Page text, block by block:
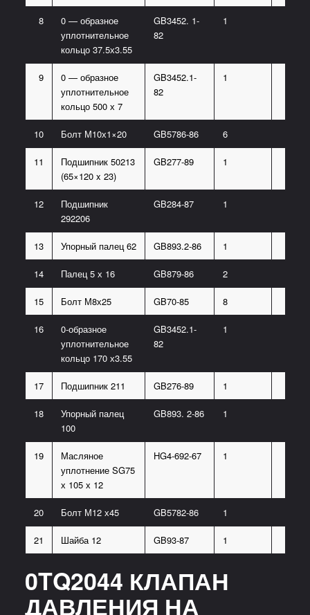
8
0 — образное
уплотнительное
кольцо 37.5х3.55
GB3452. 1-
82
1
9
0 — образное
уплотнительное
кольцо 500 х 7
GB3452.1-
82
1
10 Болт М10х1×20 GB5786-86 6
11
Подшипник 50213
(65×120 x 23)
GB277-89 1
12
Подшипник
292206
GB284-87 1
13 Упорный палец 62 GB893.2-86 1
14 Палец 5 х 16 GB879-86 2
15 Болт М8х25 GB70-85 8
16
0-образное
уплотнительное
кольцо 170 х3.55
GB3452.1-
82
1
17 Подшипник 211 GB276-89 1
18
Упорный палец
100
GB893. 2-86 1
19
Масляное
уплотнение SG75
х 105 х 12
HG4-692-67 1
20 Болт М12 х45 GB5782-86 1
21 Шайба 12 GB93-87 1
0TQ2044 КЛАПАН
ДАВЛЕНИЯ НА